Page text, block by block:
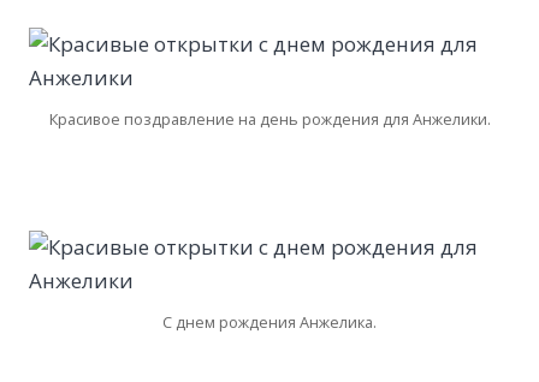
Красивое поздравление на день рождения для Анжелики.
С днем рождения Анжелика.